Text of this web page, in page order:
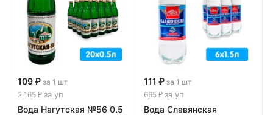
109 ₽ за 1 шт
2 165 ₽ за уп
Вода Нагутская №56 0.5
111 ₽ за 1 шт
665 ₽ за уп
Вода Славянская